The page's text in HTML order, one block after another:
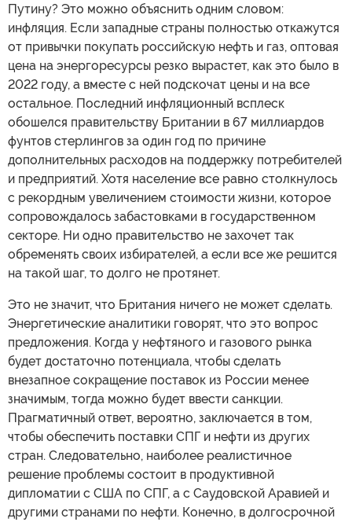
Путину? Это можно объяснить одним словом:
инфляция. Если западные страны полностью откажутся
от привычки покупать российскую нефть и газ, оптовая
цена на энергоресурсы резко вырастет, как это было в
2022 году, а вместе с ней подскочат цены и на все
остальное. Последний инфляционный всплеск
обошелся правительству Британии в 67 миллиардов
фунтов стерлингов за один год по причине
дополнительных расходов на поддержку потребителей
и предприятий. Хотя население все равно столкнулось
с рекордным увеличением стоимости жизни, которое
сопровождалось забастовками в государственном
секторе. Ни одно правительство не захочет так
обременять своих избирателей, а если все же решится
на такой шаг, то долго не протянет.
Это не значит, что Британия ничего не может сделать.
Энергетические аналитики говорят, что это вопрос
предложения. Когда у нефтяного и газового рынка
будет достаточно потенциала, чтобы сделать
внезапное сокращение поставок из России менее
значимым, тогда можно будет ввести санкции.
Прагматичный ответ, вероятно, заключается в том,
чтобы обеспечить поставки СПГ и нефти из других
стран. Следовательно, наиболее реалистичное
решение проблемы состоит в продуктивной
дипломатии с США по СПГ, а с Саудовской Аравией и
другими странами по нефти. Конечно, в долгосрочной